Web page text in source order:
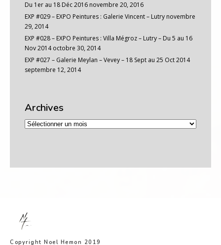
Du 1er au 18 Déc 2016 novembre 20, 2016
EXP #029 – EXPO Peintures : Galerie Vincent – Lutry novembre
29, 2014
EXP #028 – EXPO Peintures : Villa Mégroz – Lutry – Du 5 au 16
Nov 2014 octobre 30, 2014
EXP #027 – Galerie Meylan – Vevey – 18 Sept au 25 Oct 2014
septembre 12, 2014
Archives
Archives
Copyright Noel Hemon 2019